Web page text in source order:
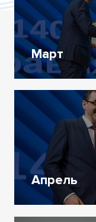
Март
Апрель